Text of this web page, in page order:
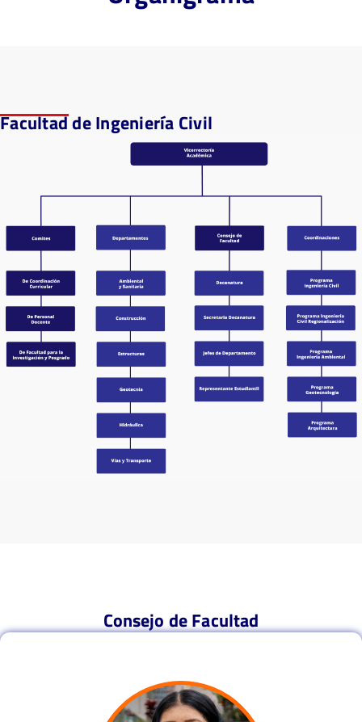
Facultad de Ingeniería Civil
Consejo de Facultad